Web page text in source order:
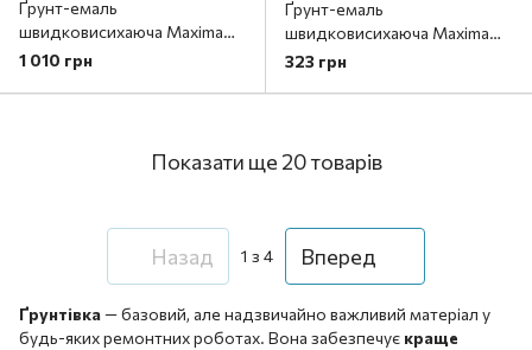
Ґрунт-емаль
швидковисихаюча Maxima
чорна матова 2,5 кг
1 010 грн
Ґрунт-емаль
швидковисихаюча Maxima
чорна матова 0,75 кг
323 грн
Показати ще 20 товарів
Назад 1 з 4 Вперед
Ґрунтівка— базовий, але надзвичайно важливий матеріал у
будь-яких ремонтних роботах. Вона забезпечує краще